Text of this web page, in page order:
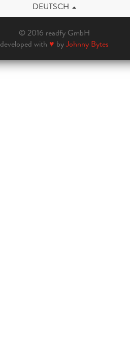
DEUTSCH
© 2016 readfy GmbH
developed with ♥ byJohnny Bytes